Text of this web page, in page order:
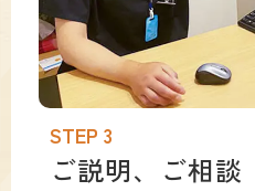
STEP 3
ご説明、ご相談